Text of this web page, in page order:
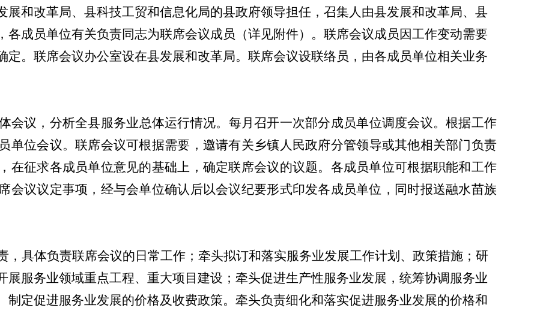
展和改革局、 县科技工贸和信息化局的县政府领导担任，召集人由县发展和改革局、 县
各成员单位有关负责同志为联席会议成员（详见附件）。联席会议成员因工作变动需要
定。联席会议办公室设在县发展和改革局。联席会议设联络员，由各成员单位相关业务
会议，分析全县服务业总体运行情况。每月召开一次部分成员单位调度会议。根据工作
单位会议。联席会议可根据需要，邀请有关乡镇人民政府分管领导或其他相关部门负责
在征求各成员单位意见的基础上，确定联席会议的议题。各成员单位可根据职能和工作
会议议定事项，经与会单位确认后以会议纪要形式印发各成员单位，同时报送融水苗族
，具体负责联席会议的日常工作；牵头拟订和落实服务业发展工作计划、政策措施；研
展服务业领域重点工程、重大项目建设；牵头促进生产性服务业发展，统筹协调服务业
制定促进服务业发展的价格及收费政策。牵头负责细化和落实促进服务业发展的价格和